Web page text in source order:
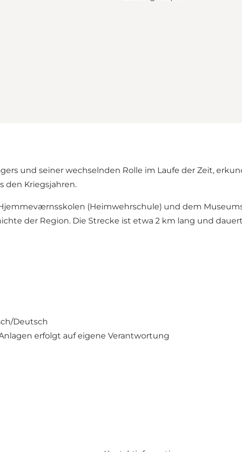
und seiner wechselnden Rolle im Laufe der Zeit,
den Kriegsjahren.
(Heimwehrschule) und dem
der Region. Die Strecke ist etwa 2 km lang und
Deutsch
erfolgt auf eigene Verantwortung